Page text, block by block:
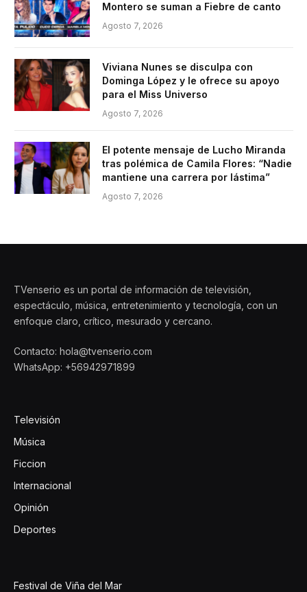
Montero se suman a Fiebre de canto
Agosto 7, 2026
Viviana Nunes se disculpa con
Dominga López y le ofrece su apoyo
para el Miss Universo
Agosto 7, 2026
El potente mensaje de Lucho Miranda
tras polémica de Camila Flores: “Nadie
mantiene una carrera por lástima”
Agosto 7, 2026
TVenserio es un portal de información de televisión,
espectáculo, música, entretenimiento y tecnología, con un
enfoque claro, crítico, mesurado y cercano.
Contacto: hola@tvenserio.com
WhatsApp: +56942971899
Televisión
Música
Ficcion
Internacional
Opinión
Deportes
Festival de Viña del Mar